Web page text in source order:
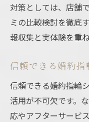
対策としては、店舗
ミの比較検討を徹底
報収集と実体験を重
信頼できる婚約
信頼できる婚約指輪
活用が不可欠です。
応やアフターサービ